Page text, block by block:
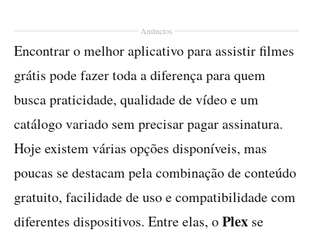
Anúncios
Encontrar o melhor aplicativo para assistir filmes
grátis pode fazer toda a diferença para quem
busca praticidade, qualidade de vídeo e um
catálogo variado sem precisar pagar assinatura.
Hoje existem várias opções disponíveis, mas
poucas se destacam pela combinação de conteúdo
gratuito, facilidade de uso e compatibilidade com
diferentes dispositivos. Entre elas, oPlex se